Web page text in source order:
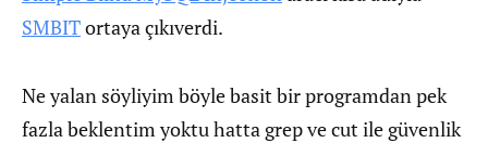
SMBITortaya çıkıverdi.
Ne yalan söyliyim böyle basit bir programdan pek
fazla beklentim yoktu hatta grep ve cut ile güvenlik